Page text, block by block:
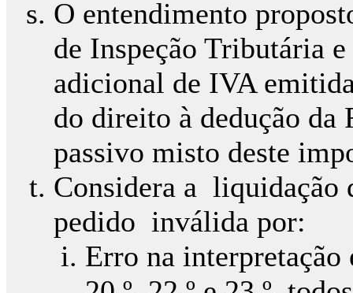
O entendimento
de Inspeção Tributária
adicional de IVA
do direito à dedução da
passivo misto deste
Considera a liquidação
pedido inválida por:
Erro na interpretação